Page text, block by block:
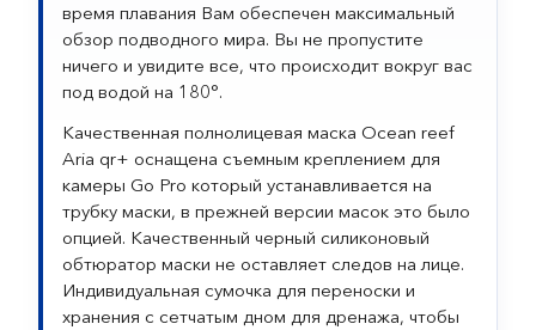
время плавания Вам обеспечен максимальный
обзор подводного мира. Вы не пропустите
ничего и увидите все, что происходит вокруг вас
под водой на 180°.
Качественная полнолицевая маска Ocean reef
Aria qr+ оснащена съемным креплением для
камеры Go Pro который устанавливается на
трубку маски, в прежней версии масок это было
опцией. Качественный черный силиконовый
обтюратор маски не оставляет следов на лице.
Индивидуальная сумочка для переноски и
хранения с сетчатым дном для дренажа, чтобы